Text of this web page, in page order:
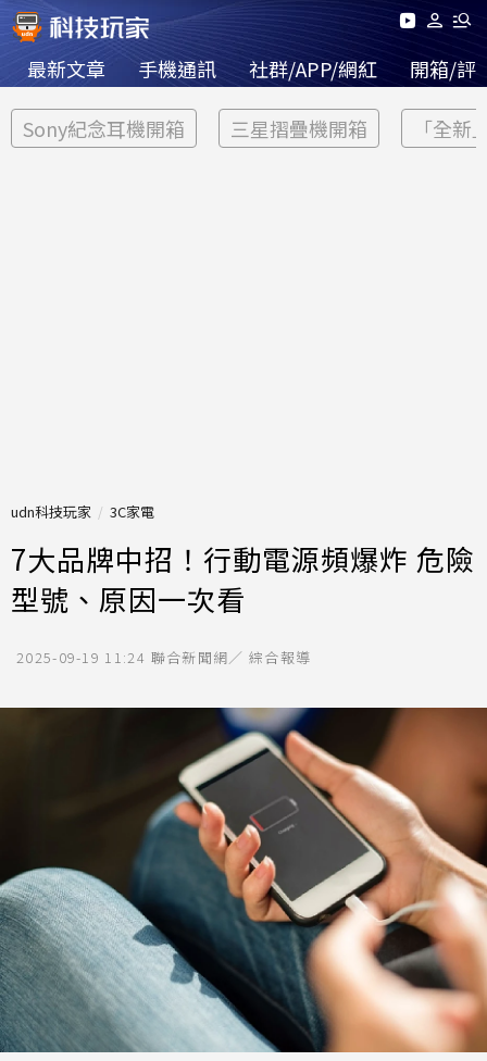
最新文章 手機通訊 社群/APP/網紅 開箱/評
Sony紀念耳機開箱 三星摺疊機開箱 「全新
udn科技玩家 3C家電
7大品牌中招！行動電源頻爆炸 危險
型號、原因一次看
2025-09-19 11:24 聯合新聞網／ 綜合報導